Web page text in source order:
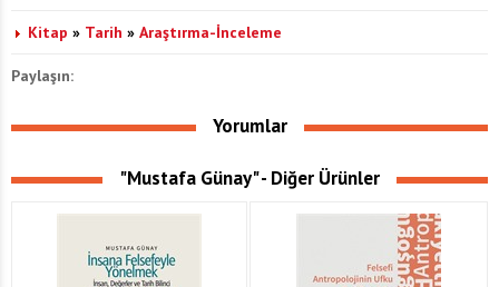
Kitap » Tarih » Araştırma-İnceleme
Paylaşın:
Yorumlar
"Mustafa Günay" - Diğer Ürünler